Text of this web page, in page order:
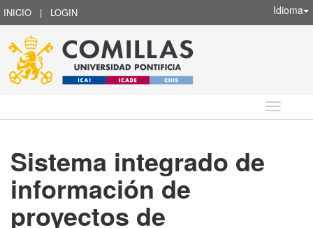
INICIO | LOGIN Idioma
Idioma
Sistema integrado de
información de
proyectos de